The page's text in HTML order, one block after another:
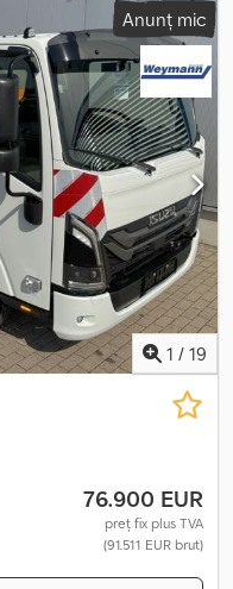
Anunț mic
1 / 19
76.900 EUR
preț fix plus TVA
(91.511 EUR brut)